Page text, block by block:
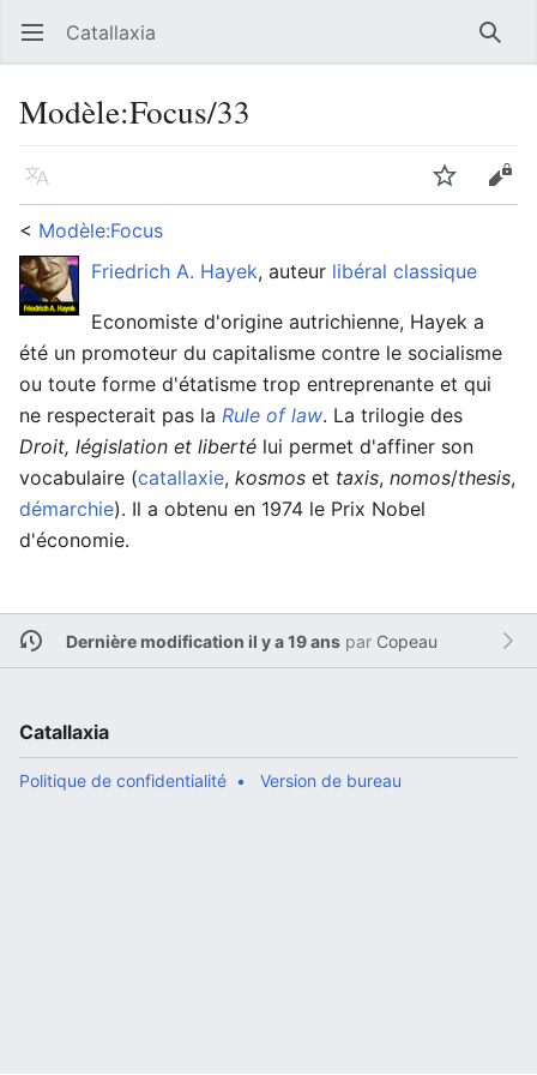
Ouvrir le menu principal Catallaxia
Modèle:Focus/33
Langue Suivre
< Modèle:Focus
Friedrich A. Hayek, auteur libéral classique
Economiste d'origine autrichienne, Hayek a
été un promoteur du capitalisme contre le socialisme
ou toute forme d'étatisme trop entreprenante et qui
ne respecterait pas la Rule of law. La trilogie des
Droit, législation et liberté lui permet d'affiner son
vocabulaire (catallaxie, kosmos et taxis, nomos/thesis,
démarchie). Il a obtenu en 1974 le Prix Nobel
d'économie.
Dernière modification il y a 19 anspar Copeau
Catallaxia
Politique de confidentialité Version de bureau